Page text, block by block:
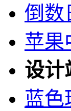
倒数
苹果
设计
蓝色